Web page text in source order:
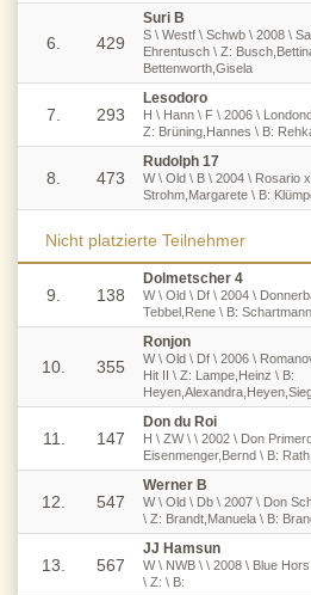
6. 429
Suri B
S \ Westf \ Schwb \ 2008 \
Ehrentusch \ Z:
Bettenworth,Gisela
7. 293
Lesodoro
H \ Hann \ F \ 2006 \
Z: Brüning,Hannes \ B:
8. 473
Rudolph 17
W \ Old \ B \ 2004 \ Rosario
Strohm,Margarete \ B:
Nicht platzierte Teilnehmer
9. 138
Dolmetscher 4
W \ Old \ Df \ 2004 \
Tebbel,Rene \ B:
10. 355
Ronjon
W \ Old \ Df \ 2006 \
Hit II \ Z: Lampe,Heinz \ B:
11. 147
Don du Roi
H \ ZW \ \ 2002 \ Don
Eisenmenger,Bernd \ B:
12. 547
Werner B
W \ Old \ Db \ 2007 \ Don
\ Z: Brandt,Manuela \ B:
13. 567
JJ Hamsun
W \ NWB \ \ 2008 \ Blue
\ Z: \ B: